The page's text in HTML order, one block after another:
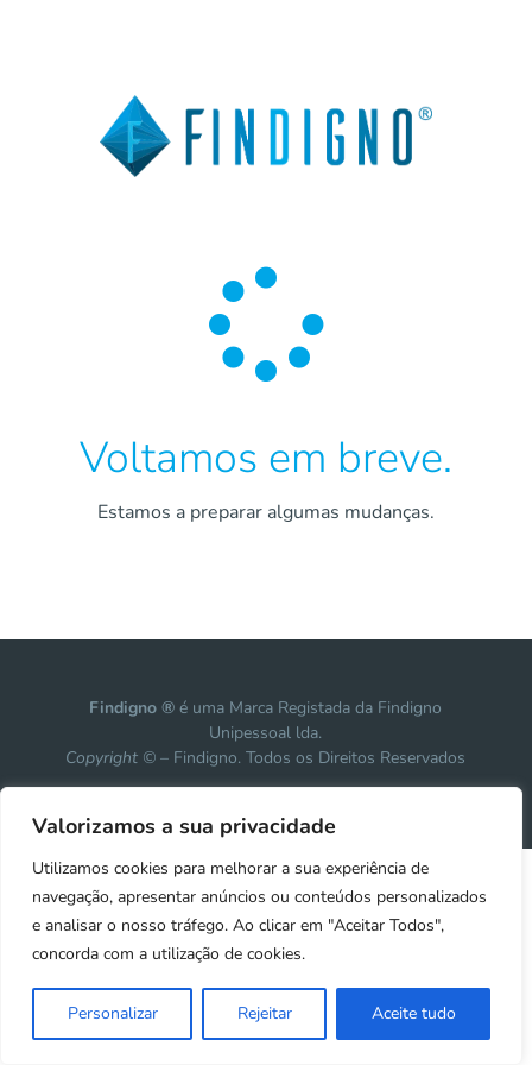
Valorizamos a sua privacidade
Utilizamos cookies para melhorar a sua experiência de
navegação, apresentar anúncios ou conteúdos personalizados
e analisar o nosso tráfego. Ao clicar em "Aceitar Todos",
concorda com a utilização de cookies.
Personalizar Rejeitar Aceite tudo

Voltamos em breve.
Estamos a preparar algumas mudanças.
Findigno ® é uma Marca Registada da Findigno
Unipessoal lda.
Copyright © – Findigno. Todos os Direitos Reservados